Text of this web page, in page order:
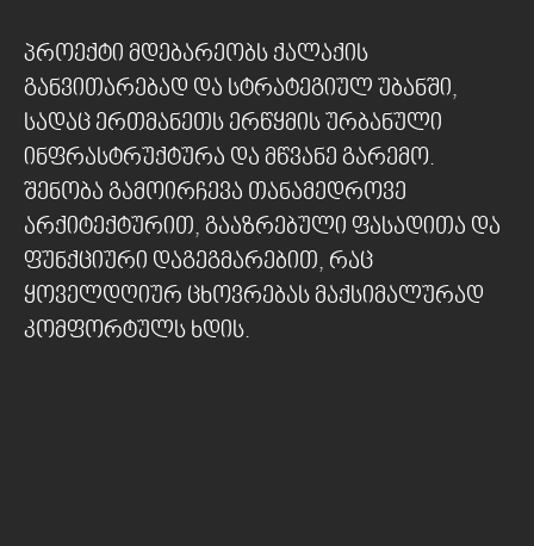
პროექტი მდებარეობს ქალაქის
განვითარებად და სტრატეგიულ უბანში,
სადაც ერთმანეთს ერწყმის ურბანული
ინფრასტრუქტურა და მწვანე გარემო.
შენობა გამოირჩევა თანამედროვე
არქიტექტურით, გააზრებული ფასადითა და
ფუნქციური დაგეგმარებით, რაც
ყოველდღიურ ცხოვრებას მაქსიმალურად
კომფორტულს ხდის.